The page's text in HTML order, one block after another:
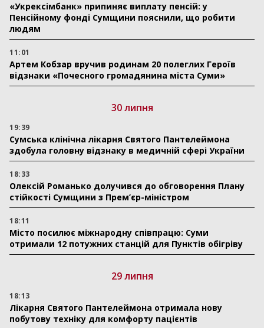
«Укрексімбанк» припиняє виплату пенсій: у
Пенсійному фонді Сумщини пояснили, що робити
людям
11:01
Артем Кобзар вручив родинам 20 полеглих Героїв
відзнаки «Почесного громадянина міста Суми»
30 липня
19:39
Сумська клінічна лікарня Святого Пантелеймона
здобула головну відзнаку в медичній сфері України
18:33
Олексій Романько долучився до обговорення Плану
стійкості Сумщини з Прем’єр-міністром
18:11
Місто посилює міжнародну співпрацю: Суми
отримали 12 потужних станцій для Пунктів обігріву
29 липня
18:13
Лікарня Святого Пантелеймона отримала нову
побутову техніку для комфорту пацієнтів